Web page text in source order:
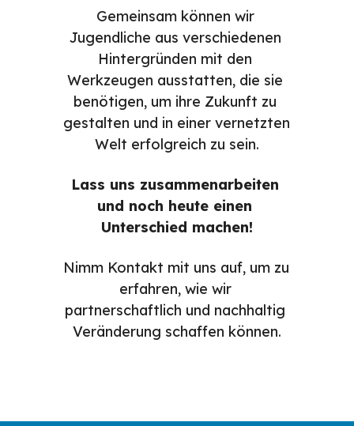
Gemeinsam können wir
Jugendliche aus verschiedenen
Hintergründen mit den
Werkzeugen ausstatten, die sie
benötigen, um ihre Zukunft zu
gestalten und in einer vernetzten
Welt erfolgreich zu sein.
Lass uns zusammenarbeiten
und noch heute einen
Unterschied machen!
Nimm Kontakt mit uns auf, um zu
erfahren, wie wir
partnerschaftlich und nachhaltig
Veränderung schaffen können.